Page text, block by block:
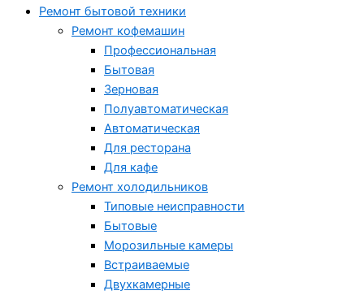
Ремонт бытовой техники
Ремонт кофемашин
Профессиональная
Бытовая
Зерновая
Полуавтоматическая
Автоматическая
Для ресторана
Для кафе
Ремонт холодильников
Типовые неисправности
Бытовые
Морозильные камеры
Встраиваемые
Двухкамерные